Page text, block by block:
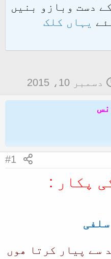
دست وبازو بنیں
یہاں کلک
ت
ر
آ
دسمبر 10، 2015
#1
پکار :
سے پیار کرتا ھوں